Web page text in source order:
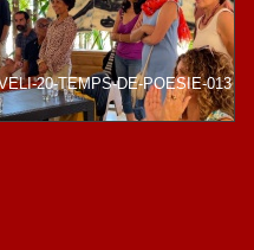
20-TEMPS-DE-POESIE-013